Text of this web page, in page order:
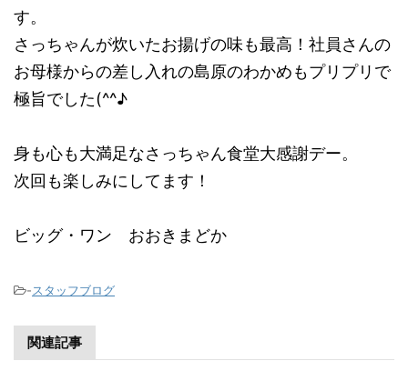
す。
さっちゃんが炊いたお揚げの味も最高！社員さんの
お母様からの差し入れの島原のわかめもプリプリで
極旨でした(^^♪
身も心も大満足なさっちゃん食堂大感謝デー。
次回も楽しみにしてます！
ビッグ・ワン おおきまどか
-スタッフブログ
関連記事